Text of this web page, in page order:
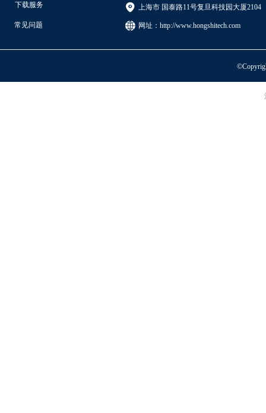
上海市 国泰路11号复旦科技园大厦2104
网址： http://www.hongshitech.com
下载服务
常见问题